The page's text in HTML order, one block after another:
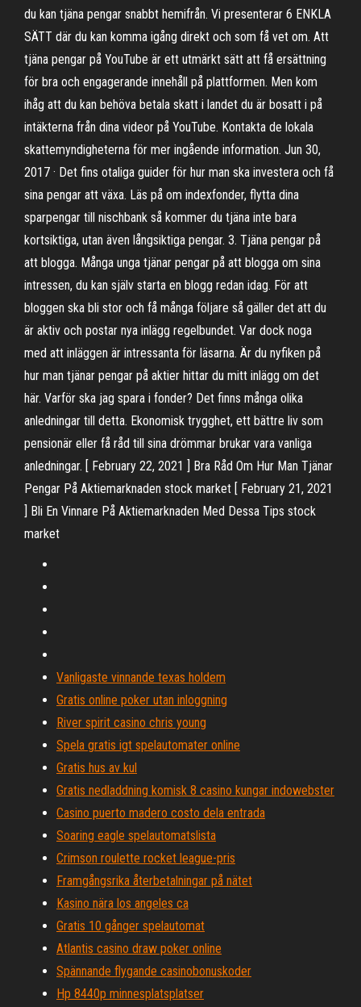
du kan tjäna pengar snabbt hemifrån. Vi presenterar 6 ENKLA
SÄTT där du kan komma igång direkt och som få vet om. Att
tjäna pengar på YouTube är ett utmärkt sätt att få ersättning
för bra och engagerande innehåll på plattformen. Men kom
ihåg att du kan behöva betala skatt i landet du är bosatt i på
intäkterna från dina videor på YouTube. Kontakta de lokala
skattemyndigheterna för mer ingående information. Jun 30,
2017 · Det fins otaliga guider för hur man ska investera och få
sina pengar att växa. Läs på om indexfonder, flytta dina
sparpengar till nischbank så kommer du tjäna inte bara
kortsiktiga, utan även långsiktiga pengar. 3. Tjäna pengar på
att blogga. Många unga tjänar pengar på att blogga om sina
intressen, du kan själv starta en blogg redan idag. För att
bloggen ska bli stor och få många följare så gäller det att du
är aktiv och postar nya inlägg regelbundet. Var dock noga
med att inläggen är intressanta för läsarna. Är du nyfiken på
hur man tjänar pengar på aktier hittar du mitt inlägg om det
här. Varför ska jag spara i fonder? Det finns många olika
anledningar till detta. Ekonomisk trygghet, ett bättre liv som
pensionär eller få råd till sina drömmar brukar vara vanliga
anledningar. [ February 22, 2021 ] Bra Råd Om Hur Man Tjänar
Pengar På Aktiemarknaden stock market [ February 21, 2021
] Bli En Vinnare På Aktiemarknaden Med Dessa Tips stock
market
Vanligaste vinnande texas holdem
Gratis online poker utan inloggning
River spirit casino chris young
Spela gratis igt spelautomater online
Gratis hus av kul
Gratis nedladdning komisk 8 casino kungar indowebster
Casino puerto madero costo dela entrada
Soaring eagle spelautomatslista
Crimson roulette rocket league-pris
Framgångsrika återbetalningar på nätet
Kasino nära los angeles ca
Gratis 10 gånger spelautomat
Atlantis casino draw poker online
Spännande flygande casinobonuskoder
Hp 8440p minnesplatsplatser